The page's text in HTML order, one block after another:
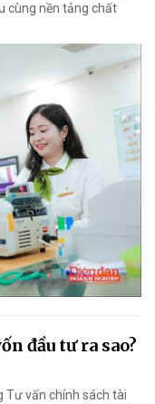
cùng nền tảng chất
đầu tư ra sao?
Tư vấn chính sách tài